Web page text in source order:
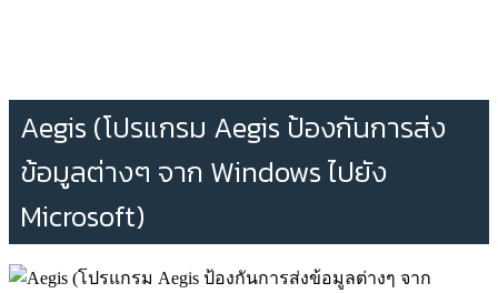
Aegis (โปรแกรม Aegis ป้องกันการส่ง
ข้อมูลต่างๆ จาก Windows ไปยัง
Microsoft)